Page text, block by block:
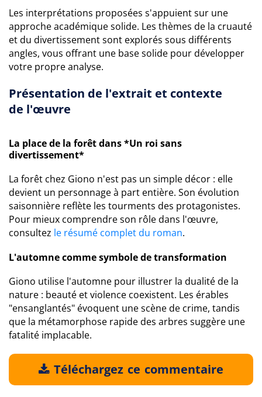
Les interprétations proposées s'appuient sur une
approche académique solide. Les thèmes de la cruauté
et du divertissement sont explorés sous différents
angles, vous offrant une base solide pour développer
votre propre analyse.
Présentation de l'extrait et contexte
de l'œuvre
La place de la forêt dans *Un roi sans
divertissement*
La forêt chez Giono n'est pas un simple décor : elle
devient un personnage à part entière. Son évolution
saisonnière reflète les tourments des protagonistes.
Pour mieux comprendre son rôle dans l'œuvre,
consultez le résumé complet du roman.
L'automne comme symbole de transformation
Giono utilise l'automne pour illustrer la dualité de la
nature : beauté et violence coexistent. Les érables
"ensanglantés" évoquent une scène de crime, tandis
que la métamorphose rapide des arbres suggère une
fatalité implacable.
Téléchargez ce commentaire